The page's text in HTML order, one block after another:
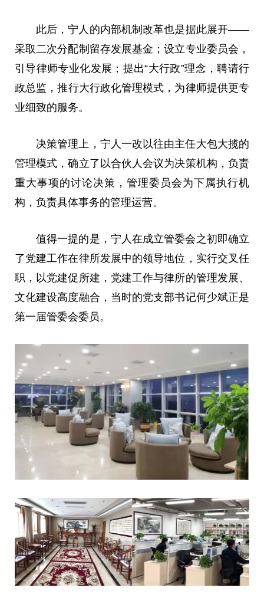
此后，宁人的内部机制改革也是据此展开——
采取二次分配制留存发展基金 ；设立专业委员会，
引导律师专业化发展；提出“大行政”理念，聘请行
政总监，推行大行政化管理模式，为律师提供更专
业细致的服务。
决策管理上，宁人一改以往由主任大包大揽的
管理模式，确立了以合伙人会议为决策机构，负责
重大事项的讨论决策，管理委员会为下属执行机
构，负责具体事务的管理运营。
值得一提的是，宁人在成立管委会之初即确立
了党建工作在律所发展中的领导地位，实行交叉任
职，以党建促所建，党建工作与律所的管理发展、
文化建设高度融合，当时的党支部书记何少斌正是
第一届管委会委员 。